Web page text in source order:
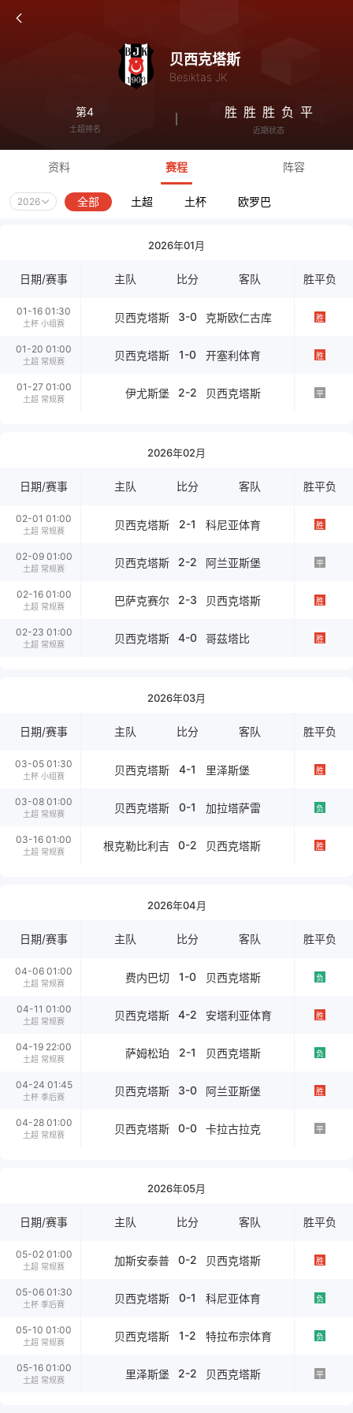
贝西克塔斯
Besiktas JK
第4
土超排名
胜 胜 胜 负 平
近期状态
资料 赛程 阵容
2026 全部 土超 土杯 欧罗巴
2026年01月
日期/赛事 主队 比分 客队 胜平负
01-16 01:30
土杯 小组赛 贝西克塔斯 3-0 克斯欧仁古库 胜
01-20 01:00
土超 常规赛 贝西克塔斯 1-0 开塞利体育 胜
01-27 01:00
土超 常规赛 伊尤斯堡 2-2 贝西克塔斯 平
2026年02月
日期/赛事 主队 比分 客队 胜平负
02-01 01:00
土超 常规赛 贝西克塔斯 2-1 科尼亚体育 胜
02-09 01:00
土超 常规赛 贝西克塔斯 2-2 阿兰亚斯堡 平
02-16 01:00
土超 常规赛 巴萨克赛尔 2-3 贝西克塔斯 胜
02-23 01:00
土超 常规赛 贝西克塔斯 4-0 哥茲塔比 胜
2026年03月
日期/赛事 主队 比分 客队 胜平负
03-05 01:30
土杯 小组赛 贝西克塔斯 4-1 里泽斯堡 胜
03-08 01:00
土超 常规赛 贝西克塔斯 0-1 加拉塔萨雷 负
03-16 01:00
土超 常规赛 根克勒比利吉 0-2 贝西克塔斯 胜
2026年04月
日期/赛事 主队 比分 客队 胜平负
04-06 01:00
土超 常规赛 费内巴切 1-0 贝西克塔斯 负
04-11 01:00
土超 常规赛 贝西克塔斯 4-2 安塔利亚体育 胜
04-19 22:00
土超 常规赛 萨姆松珀 2-1 贝西克塔斯 负
04-24 01:45
土杯 季后赛 贝西克塔斯 3-0 阿兰亚斯堡 胜
04-28 01:00
土超 常规赛 贝西克塔斯 0-0 卡拉古拉克 平
2026年05月
日期/赛事 主队 比分 客队 胜平负
05-02 01:00
土超 常规赛 加斯安泰普 0-2 贝西克塔斯 胜
05-06 01:30
土杯 季后赛 贝西克塔斯 0-1 科尼亚体育 负
05-10 01:00
土超 常规赛 贝西克塔斯 1-2 特拉布宗体育 负
05-16 01:00
土超 常规赛 里泽斯堡 2-2 贝西克塔斯 平